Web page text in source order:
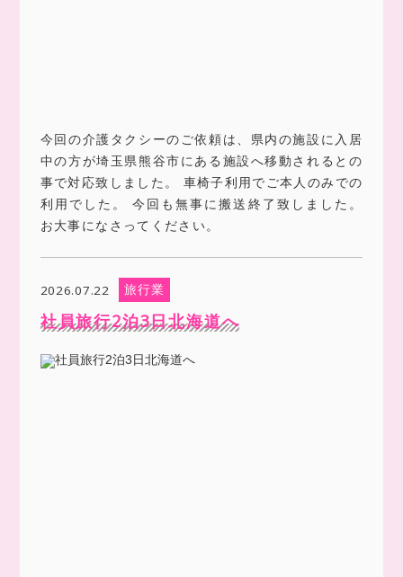
今回の介護タクシーのご依頼は、県内の施設に入居
中の方が埼玉県熊谷市にある施設へ移動されるとの
事で対応致しました。 車椅子利用でご本人のみでの
利用でした。 今回も無事に搬送終了致しました。
お大事になさってください。
2026.07.22 旅行業
社員旅行2泊3日北海道へ